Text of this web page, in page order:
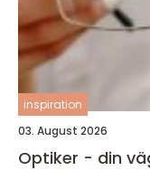
inspiration
03. August 2026
Optiker - din